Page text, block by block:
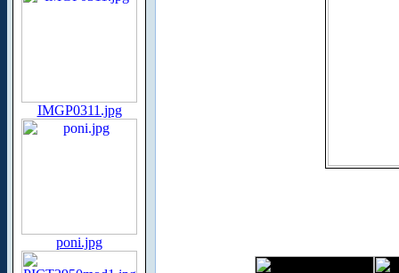
IMGP0311.jpg
poni.jpg